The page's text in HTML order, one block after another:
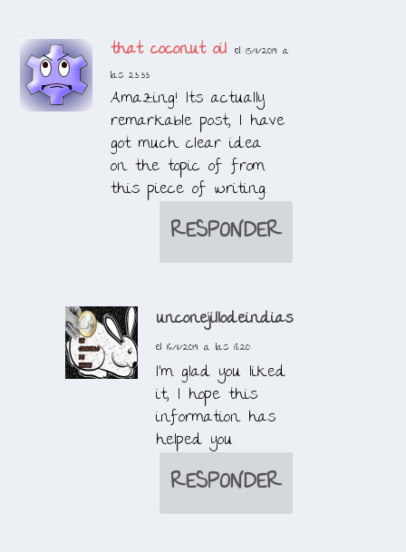
that coconut oil el 15/11/2019 a
las 23:33
Amazing! Its actually
remarkable post, I have
got much clear idea
on the topic of from
this piece of writing.
RESPONDER
unconejillodeindias
el 16/11/2019 a las 18:20
I’m glad you liked
it, I hope this
information has
helped you
RESPONDER